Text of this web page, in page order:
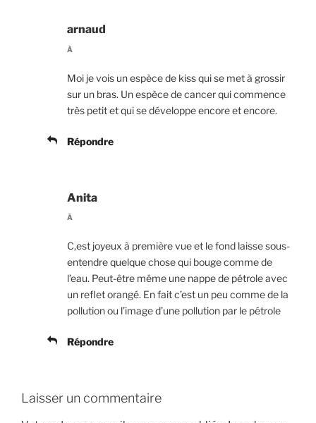
arnaud
À
Moi je vois un espèce de kiss qui se met à grossir
sur un bras. Un espèce de cancer qui commence
très petit et qui se développe encore et encore.
Répondre
Anita
À
C,est joyeux à première vue et le fond laisse sous-
entendre quelque chose qui bouge comme de
l’eau. Peut-être même une nappe de pétrole avec
un reflet orangé. En fait c’est un peu comme de la
pollution ou l’image d’une pollution par le pétrole
Répondre
Laisser un commentaire